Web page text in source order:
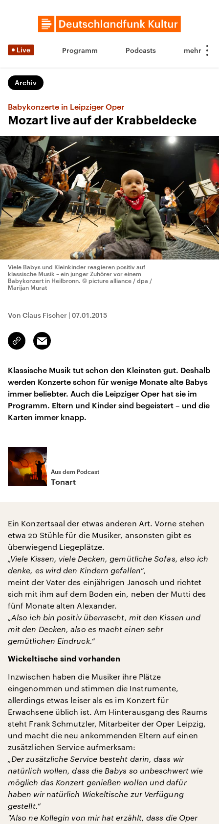
Live Programm Podcasts
Archiv
Babykonzerte in Leipziger Oper
Mozart live auf der Krabbeldecke
Viele Babys und Kleinkinder reagieren positiv auf
klassische Musik – ein junger Zuhörer vor einem
Babykonzert in Heilbronn. © picture alliance / dpa /
Marijan Murat
Von Claus Fischer | 07.01.2015
Link
kopieren/teilen
Email
Klassische Musik tut schon den Kleinsten gut. Deshalb
werden Konzerte schon für wenige Monate alte Babys
immer beliebter. Auch die Leipziger Oper hat sie im
Programm. Eltern und Kinder sind begeistert – und die
Karten immer knapp.
Aus dem Podcast
Tonart
Ein Konzertsaal der etwas anderen Art. Vorne stehen
etwa 20 Stühle für die Musiker, ansonsten gibt es
überwiegend Liegeplätze.
„Viele Kissen, viele Decken, gemütliche Sofas, also ich
denke, es wird den Kindern gefallen“,
meint der Vater des einjährigen Janosch und richtet
sich mit ihm auf dem Boden ein, neben der Mutti des
fünf Monate alten Alexander.
„Also ich bin positiv überrascht, mit den Kissen und
mit den Decken, also es macht einen sehr
gemütlichen Eindruck.“
Wickeltische sind vorhanden
Inzwischen haben die Musiker ihre Plätze
eingenommen und stimmen die Instrumente,
allerdings etwas leiser als es im Konzert für
Erwachsene üblich ist. Am Hinterausgang des Raums
steht Frank Schmutzler, Mitarbeiter der Oper Leipzig,
und macht die neu ankommenden Eltern auf einen
zusätzlichen Service aufmerksam:
„Der zusätzliche Service besteht darin, dass wir
natürlich wollen, dass die Babys so unbeschwert wie
möglich das Konzert genießen wollen und dafür
haben wir natürlich Wickeltische zur Verfügung
gestellt.“
"Also ne Kollegin von mir hat erzählt, dass die Oper